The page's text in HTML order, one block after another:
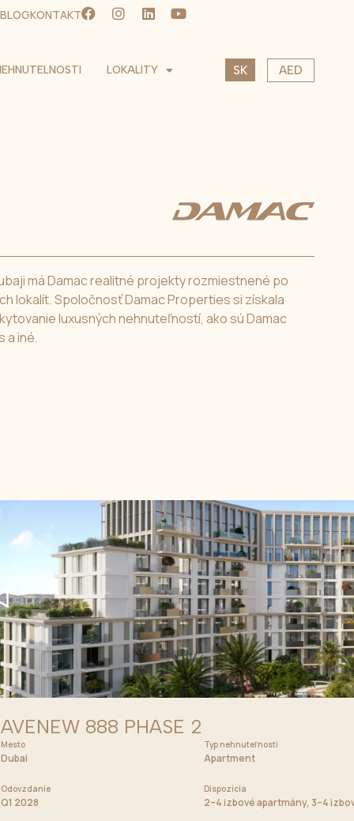
BLOGKONTAKT
LOKALITY SK
CS
AED
má Damac realitné projekty rozmiestnené po
lokalít. Spoločnosť Damac Properties si získala
luxusných nehnuteľností, ako sú Damac
a iné.
AVENEW 888 PHASE 2
Mesto
Dubai
Typ nehnuteľnosti
Apartment
Odovzdanie
Q1 2028
Dispozícia
2–4 izbové apartmány, 3–4